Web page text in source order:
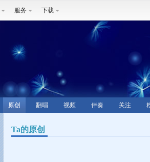
服务 下载
原创 翻唱 视频 伴奏 关注
Ta的原创